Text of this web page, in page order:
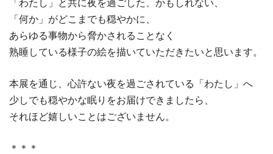
「わたし」と共に夜を過ごした、かもしれない、
「何か」がどこまでも穏やかに、
あらゆる事物から脅かされることなく
熟睡している様子の絵を描いていただきたいと思います。
本展を通じ、心許ない夜を過ごされている「わたし」へ
少しでも穏やかな眠りをお届けできましたら、
それほど嬉しいことはございません。
＊＊＊